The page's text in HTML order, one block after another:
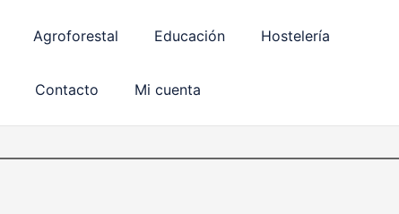
Agroforestal Educación Hostelería
Contacto Mi cuenta
Echevarría)